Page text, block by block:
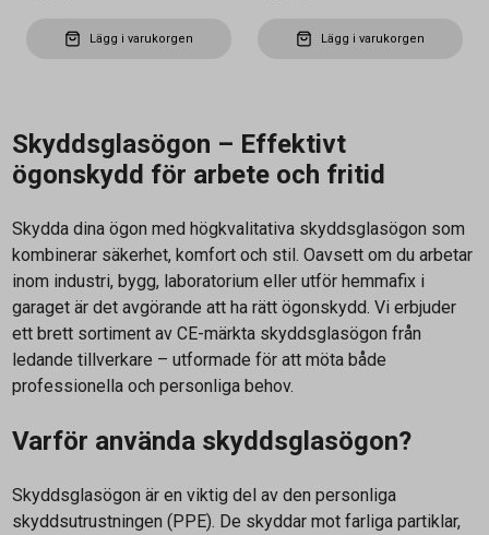
Lägg i varukorgen Lägg i varukorgen
Skyddsglasögon – Effektivt
ögonskydd för arbete och fritid
Skydda dina ögon med högkvalitativa skyddsglasögon som
kombinerar säkerhet, komfort och stil. Oavsett om du arbetar
inom industri, bygg, laboratorium eller utför hemmafix i
garaget är det avgörande att ha rätt ögonskydd. Vi erbjuder
ett brett sortiment av CE-märkta skyddsglasögon från
ledande tillverkare – utformade för att möta både
professionella och personliga behov.
Varför använda skyddsglasögon?
Skyddsglasögon är en viktig del av den personliga
skyddsutrustningen (PPE). De skyddar mot farliga partiklar,